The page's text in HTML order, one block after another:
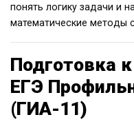
понять логику задачи и
математические методы
Подготовка
ЕГЭ
(ГИА-11)